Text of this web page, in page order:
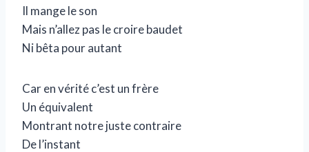
Il mange le son
Mais n’allez pas le croire baudet
Ni bêta pour autant
Car en vérité c’est un frère
Un équivalent
Montrant notre juste contraire
De l’instant